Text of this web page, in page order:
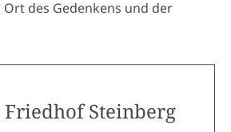
des Gedenkens und der
Friedhof Steinberg